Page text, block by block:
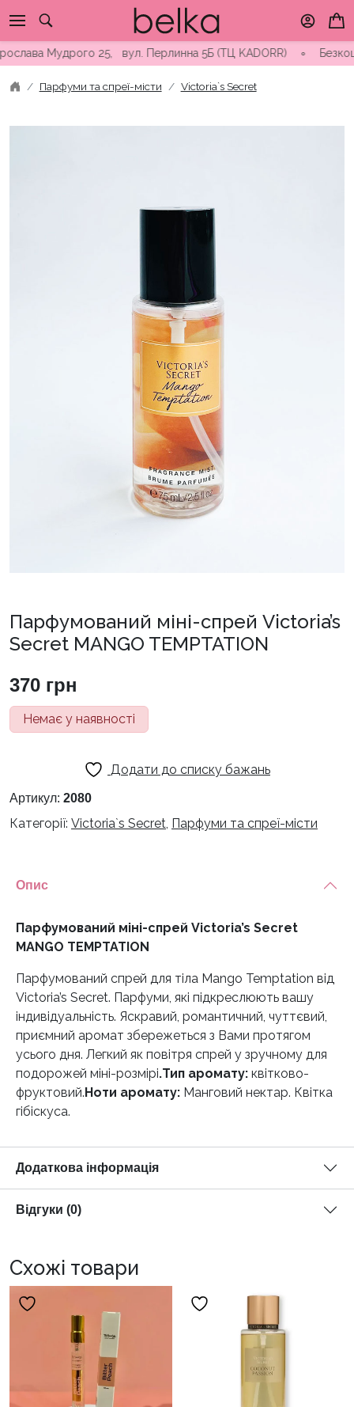
to
contentМудрого 25, вул. Перлинна 5Б (ТЦ KADORR) ∘
Парфуми та спреї-місти Victoria`s Secret
Парфумований міні-спрей Victoria’s
Secret MANGO TEMPTATION
370 грн
Немає у наявності
Додати до списку бажань
Артикул: 2080
Категорії: Victoria`s Secret, Парфуми та спреї-місти
Опис
Парфумований міні-спрей Victoria’s Secret
MANGO TEMPTATION
Парфумований спрей для тіла Mango Temptation від
Victoria’s Secret. Парфуми, які підкреслюють вашу
індивідуальність. Яскравий, романтичний, чуттєвий,
приємний аромат збережеться з Вами протягом
усього дня. Легкий як повітря спрей у зручному для
подорожей міні-розмірі.Тип аромату: квітково-
фруктовий. Ноти аромату: Манговий нектар. Квітка
гібіскуса.
Додаткова інформація
Відгуки (0)
Схожі товари